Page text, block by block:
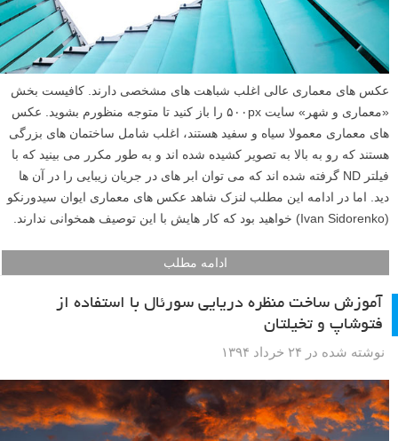
عکس های معماری عالی اغلب شباهت های مشخصی دارند. کافیست بخش
«معماری و شهر» سایت ۵۰۰px را باز کنید تا متوجه منظورم بشوید. عکس
های معماری معمولا سیاه و سفید هستند، اغلب شامل ساختمان های بزرگی
هستند که رو به بالا به تصویر کشیده شده اند و به طور مکرر می بینید که با
فیلتر ND گرفته شده اند که می توان ابر های در جریان زیبایی را در آن ها
دید. اما در ادامه این مطلب لنزک شاهد عکس های معماری ایوان سیدورنکو
(Ivan Sidorenko) خواهید بود که کار هایش با این توصیف همخوانی ندارند.
ادامه مطلب
آموزش ساخت منظره دریایی سورئال با استفاده از
فتوشاپ و تخیلتان
نوشته شده در ۲۴ خرداد ۱۳۹۴